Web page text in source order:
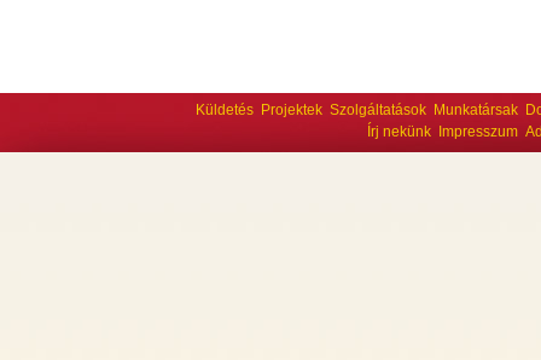
Küldetés Projektek Szolgáltatások Munkatársak
Írj nekünk
Impresszum